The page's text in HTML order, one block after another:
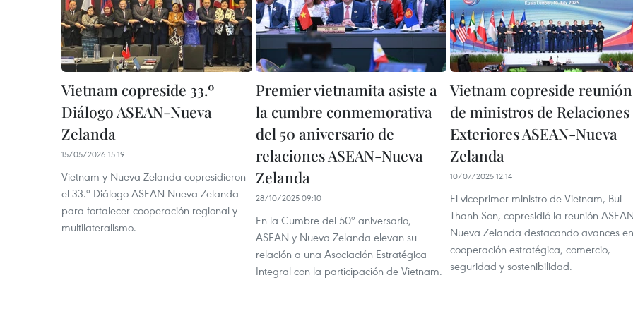
Vietnam copreside 33.º
Diálogo ASEAN-Nueva
Zelanda
15/05/2026 15:19
Vietnam y Nueva Zelanda copresidieron
el 33.º Diálogo ASEAN-Nueva Zelanda
para fortalecer cooperación regional y
multilateralismo.
Premier vietnamita asiste a
la cumbre conmemorativa
del 50 aniversario de
relaciones ASEAN-Nueva
Zelanda
28/10/2025 09:10
En la Cumbre del 50º aniversario,
ASEAN y Nueva Zelanda elevan su
relación a una Asociación Estratégica
Integral con la participación de Vietnam.
Vietnam copreside reunión
de ministros de Relaciones
Exteriores ASEAN-Nueva
Zelanda
10/07/2025 12:14
El viceprimer ministro de Vietnam, Bui
Thanh Son, copresidió la reunión
Nueva Zelanda destacando avances en
cooperación estratégica, comercio,
seguridad y sostenibilidad.